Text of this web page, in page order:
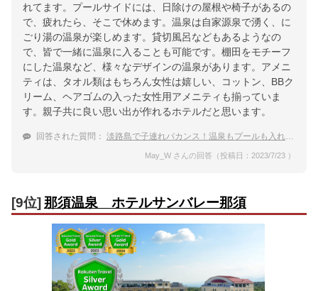
れてます。プールサイドには、日除けの屋根や椅子があるの
で、疲れたら、そこで休めます。温泉は自家源泉で湧く、に
ごり湯の温泉が楽しめます。貸切風呂などもあるようなの
で、皆で一緒に温泉に入ることも可能です。棚田をモチーフ
にした温泉など、様々なデザインの温泉があります。アメニ
ティは、タオル類はもちろん女性は嬉しい、コットン、BBク
リーム、ヘアゴムの入った女性用アメニティも揃っていま
す。親子共に良い思い出が作れるホテルだと思います。
回答された質問： 淡路島で子連れバカンス！温泉もプールも入れるホテルで人気なのはどこ？
May_W さんの回答（投稿日：2023/7/23 ）
[9位]那須温泉 ホテルサンバレー那須